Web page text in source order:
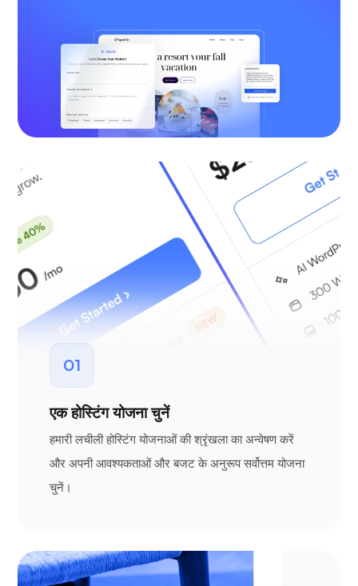
01
एक होस्टिंग योजना चुनें
हमारी लचीली होस्टिंग योजनाओं की श्रृंखला का अन्वेषण करें
और अपनी आवश्यकताओं और बजट के अनुरूप सर्वोत्तम योजना
चुनें।